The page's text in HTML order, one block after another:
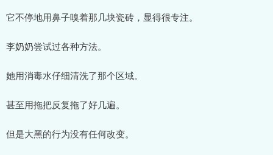
它不停地用鼻子嗅着那几块瓷砖，显得很专注。
李奶奶尝试过各种方法。
她用消毒水仔细清洗了那个区域。
甚至用拖把反复拖了好几遍。
但是大黑的行为没有任何改变。